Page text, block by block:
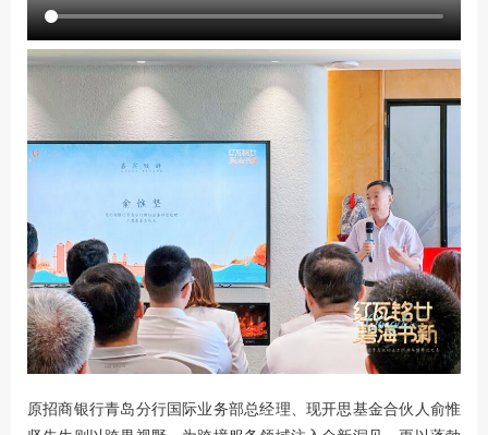
原招商银行青岛分行国际业务部总经理、现开思基金合伙人俞惟